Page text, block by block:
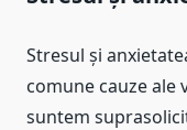
Stresul și
comune cauze ale
suntem